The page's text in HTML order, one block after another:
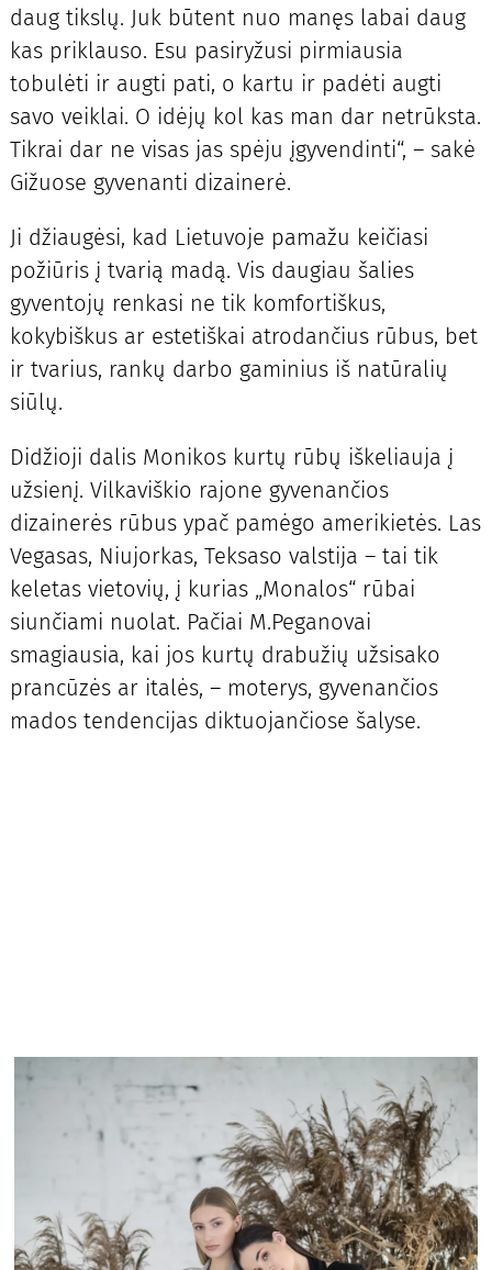
daug tikslų. Juk būtent nuo manęs labai daug
kas priklauso. Esu pasiryžusi pirmiausia
tobulėti ir augti pati, o kartu ir padėti augti
savo veiklai. O idėjų kol kas man dar netrūksta.
Tikrai dar ne visas jas spėju įgyvendinti“, – sakė
Gižuose gyvenanti dizainerė.
Ji džiaugėsi, kad Lietuvoje pamažu keičiasi
požiūris į tvarią madą. Vis daugiau šalies
gyventojų renkasi ne tik komfortiškus,
kokybiškus ar estetiškai atrodančius rūbus, bet
ir tvarius, rankų darbo gaminius iš natūralių
siūlų.
Didžioji dalis Monikos kurtų rūbų iškeliauja į
užsienį. Vilkaviškio rajone gyvenančios
dizainerės rūbus ypač pamėgo amerikietės. Las
Vegasas, Niujorkas, Teksaso valstija – tai tik
keletas vietovių, į kurias „Monalos“ rūbai
siunčiami nuolat. Pačiai M.Peganovai
smagiausia, kai jos kurtų drabužių užsisako
prancūzės ar italės, – moterys, gyvenančios
mados tendencijas diktuojančiose šalyse.